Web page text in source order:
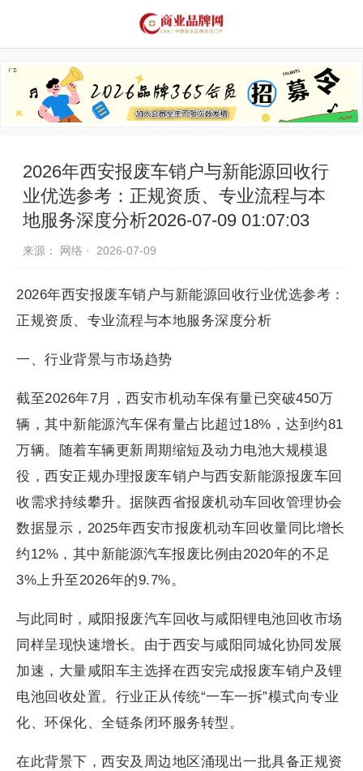
推荐品牌 品牌故事
2026年西安报废车销户与新能源回收行
业优选参考：正规资质、专业流程与本
地服务深度分析2026-07-09 01:07:03
来源： 网络 · 2026-07-09
2026年西安报废车销户与新能源回收行业优选参考：
正规资质、专业流程与本地服务深度分析
一、行业背景与市场趋势
截至2026年7月，西安市机动车保有量已突破450万
辆，其中新能源汽车保有量占比超过18%，达到约81
万辆。随着车辆更新周期缩短及动力电池大规模退
役，西安正规办理报废车销户与西安新能源报废车回
收需求持续攀升。据陕西省报废机动车回收管理协会
数据显示，2025年西安市报废机动车回收量同比增长
约12%，其中新能源汽车报废比例由2020年的不足
3%上升至2026年的9.7%。
与此同时，咸阳报废汽车回收与咸阳锂电池回收市场
同样呈现快速增长。由于西安与咸阳同城化协同发展
加速，大量咸阳车主选择在西安完成报废车销户及锂
电池回收处置。行业正从传统“一车一拆”模式向专业
化、环保化、全链条闭环服务转型。
在此背景下，西安及周边地区涌现出一批具备正规资